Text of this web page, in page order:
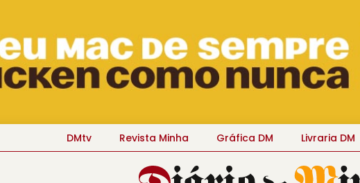
DMtv Revista Minha Gráfica DM Livraria DM